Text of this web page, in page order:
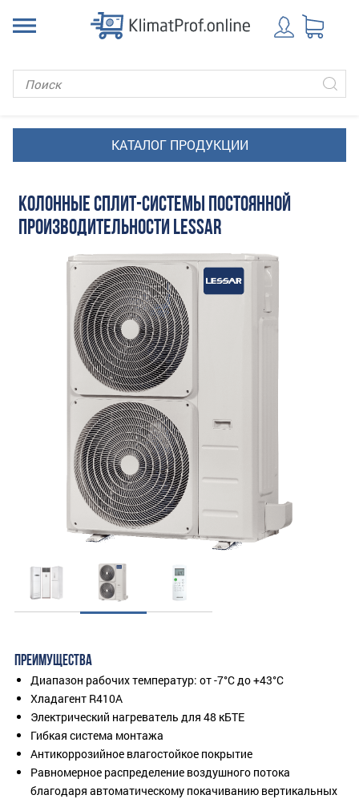
КОЛОННЫЕ СПЛИТ-СИСТЕМЫ ПОСТОЯННОЙ
ПРОИЗВОДИТЕЛЬНОСТИ LESSAR
ПРЕИМУЩЕСТВА
Диапазон рабочих температур: от -7°C до +43°C
Хладагент R410A
Электрический нагреватель для 48 кБТЕ
Гибкая система монтажа
Антикоррозийное влагостойкое покрытие
Равномерное распределение воздушного потока
благодаря автоматическому покачиванию вертикальных